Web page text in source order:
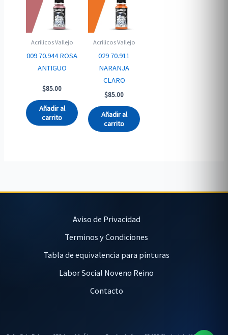
Acrilicos Vallejo
009 70.944 ROSA
ANTIGUO
$85.00
Añadir al
carrito
Acrilicos Vallejo
029 70.911
NARANJA
CLARO
$85.00
Añadir al
carrito
Aviso de Privacidad
Terminos y Condiciones
Tabla de equivalencia para pinturas
Labor Social Noveno Reino
Contacto